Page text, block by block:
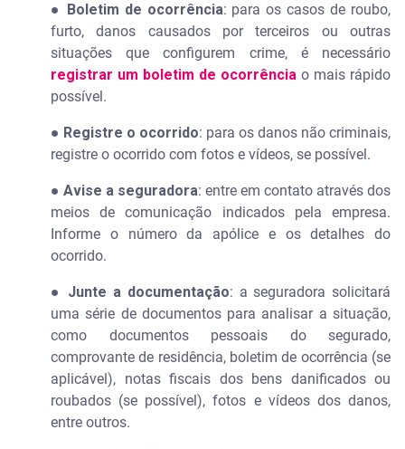
● Boletim de ocorrência: para os casos de roubo,
furto, danos causados por terceiros ou outras
situações que configurem crime, é necessário
registrar um boletim de ocorrência o mais rápido
possível.
● Registre o ocorrido: para os danos não criminais,
registre o ocorrido com fotos e vídeos, se possível.
● Avise a seguradora: entre em contato através dos
meios de comunicação indicados pela empresa.
Informe o número da apólice e os detalhes do
ocorrido.
● Junte a documentação: a seguradora solicitará
uma série de documentos para analisar a situação,
como documentos pessoais do segurado,
comprovante de residência, boletim de ocorrência (se
aplicável), notas fiscais dos bens danificados ou
roubados (se possível), fotos e vídeos dos danos,
entre outros.